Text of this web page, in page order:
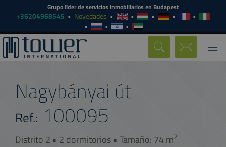
Grupo líder de servicios inmobiliarios en Budapest
+36204968545 Novedades
Nagybányai út
Ref.: 100095
Distrito 2 • 2 dormitorios • Tamaño: 74 m2